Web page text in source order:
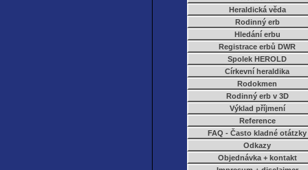
Heraldická věda
Rodinný erb
Hledání erbu
Registrace erbů DWR
Spolek HEROLD
Církevní heraldika
Rodokmen
Rodinný erb v 3D
Výklad příjmení
Reference
FAQ - Často kladné otátzky
Odkazy
Objednávka + kontakt